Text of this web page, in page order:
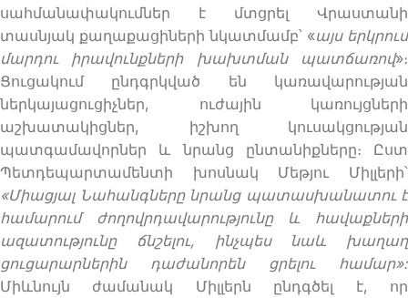
սահմանափակումներ է մտցրել Վրաստանի
տասնյակ քաղաքացիների նկատմամբ՝ «այս երկրում
մարդու իրավունքների խախտման պատճառով»։
Ցուցակում ընդգրկված են կառավարության
ներկայացուցիչներ, ուժային կառույցների
աշխատակիցներ, իշխող կուսակցության
պատգամավորներ և նրանց ընտանիքները։ Ըստ
Պետդեպարտամենտի խոսնակ Մեթյու Միլլերի՝
«Միացյալ Նահանգները նրանց պատասխանատու է
համարում ժողովրդավարությունը և հավաքների
ազատությունը ճնշելու, ինչպես նաև խաղաղ
ցուցարարներին դաժանորեն ցրելու համար»:
Միևնույն ժամանակ Միլլերն ընդգծել է, որ